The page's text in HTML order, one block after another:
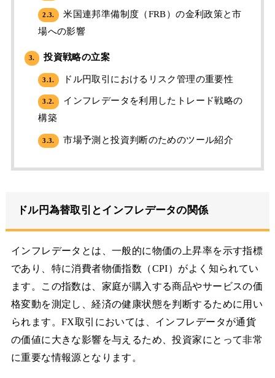
2.3.
米国連邦準備制度（FRB）の金利政策と市
場への影響
3. 投資戦略の立案
3.1. ドル円取引におけるリスク管理の重要性
3.2.
インフレデータを利用したトレード戦略の
構築
3.3. 市場予測と投資判断のためのツール紹介
ドル円為替取引とインフレデータの関係
インフレデータとは、一般的に物価の上昇率を示す指標
であり、特に消費者物価指数（CPI）がよく知られてい
ます。この指数は、家庭が購入する商品やサービスの価
格変動を測定し、経済の健康状態を判断するために用い
られます。FX取引においては、インフレデータが通貨
の価値に大きな影響を与えるため、投資家にとって非常
に重要な情報源となります。